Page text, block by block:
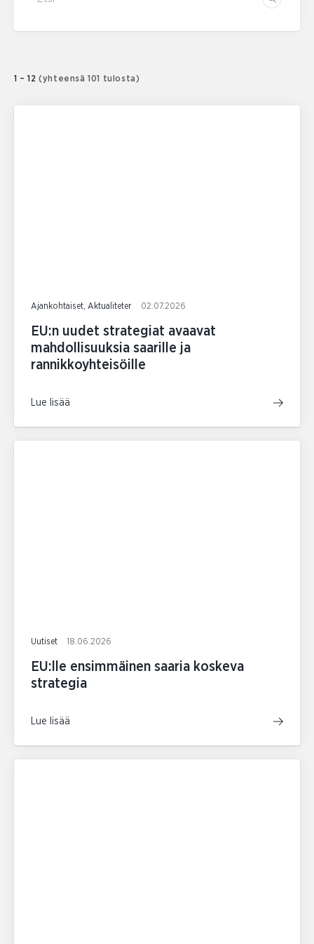
Etsi
1 – 12 (yhteensä 101 tulosta)
Ajankohtaiset, Aktualiteter 02.07.2026
EU:n uudet strategiat avaavat
mahdollisuuksia saarille ja
rannikkoyhteisöille
Lue lisää
Uutiset 18.06.2026
EU:lle ensimmäinen saaria koskeva
strategia
Lue lisää